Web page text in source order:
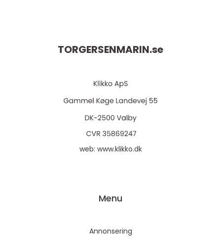
TORGERSENMARIN.se
web: www.klikko.dk
Menu
Annonsering